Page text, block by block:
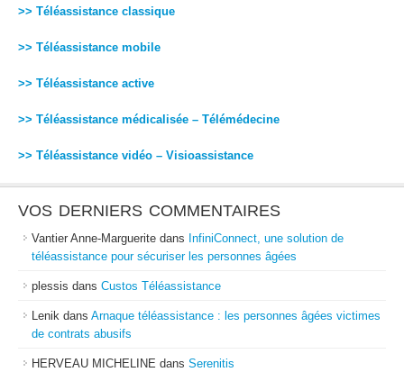
>> Téléassistance classique
>> Téléassistance mobile
>> Téléassistance active
>> Téléassistance médicalisée – Télémédecine
>> Téléassistance vidéo – Visioassistance
VOS DERNIERS COMMENTAIRES
Vantier Anne-Marguerite dans InfiniConnect, une solution de
téléassistance pour sécuriser les personnes âgées
plessis dans Custos Téléassistance
Lenik dans Arnaque téléassistance : les personnes âgées victimes
de contrats abusifs
HERVEAU MICHELINE dans Serenitis